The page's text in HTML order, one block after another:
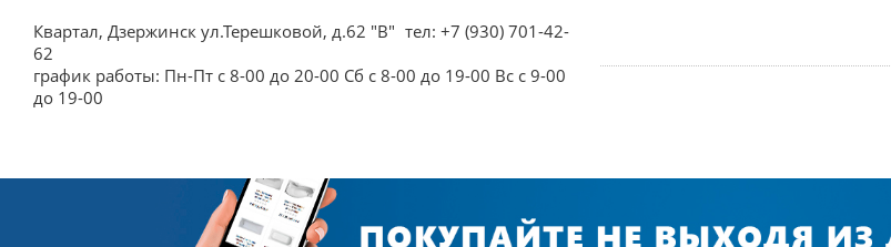
Квартал, Дзержинск ул.Терешковой, д.62 "В" тел: +7 (930) 701-42-
62
график работы: Пн-Пт с 8-00 до 20-00 Сб с 8-00 до 19-00 Вс с 9-00
до 19-00